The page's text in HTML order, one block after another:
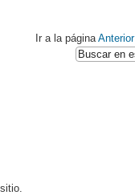
Ir a la páginaAnterior